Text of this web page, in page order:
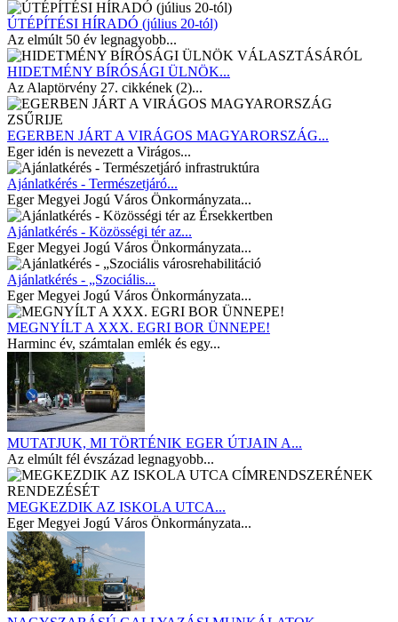
ÚTÉPÍTÉSI HÍRADÓ (július 20-tól)
Az elmúlt 50 év legnagyobb...
HIDETMÉNY BÍRÓSÁGI ÜLNÖK...
Az Alaptörvény 27. cikkének (2)...
EGERBEN JÁRT A VIRÁGOS MAGYARORSZÁG...
Eger idén is nevezett a Virágos...
Ajánlatkérés - Természetjáró...
Eger Megyei Jogú Város Önkormányzata...
Ajánlatkérés - Közösségi tér az...
Eger Megyei Jogú Város Önkormányzata...
Ajánlatkérés - „Szociális...
Eger Megyei Jogú Város Önkormányzata...
MEGNYÍLT A XXX. EGRI BOR ÜNNEPE!
Harminc év, számtalan emlék és egy...
MUTATJUK, MI TÖRTÉNIK EGER ÚTJAIN A...
Az elmúlt fél évszázad legnagyobb...
MEGKEZDIK AZ ISKOLA UTCA...
Eger Megyei Jogú Város Önkormányzata...